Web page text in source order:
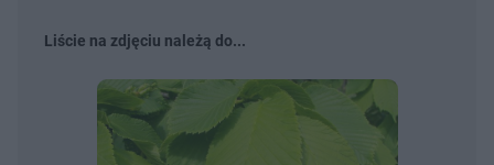
Liście na zdjęciu należą do...